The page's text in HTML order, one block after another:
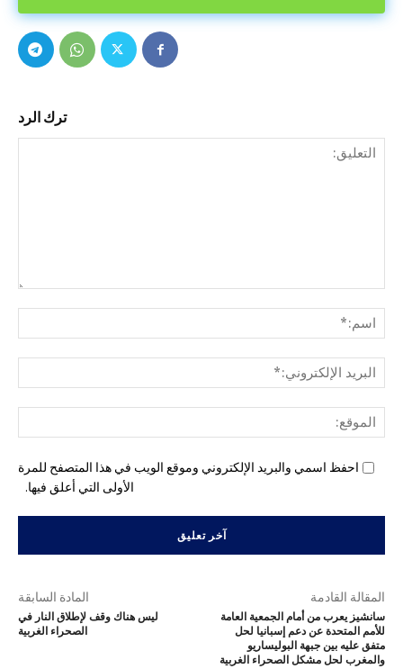
ترك الرد
احفظ اسمي والبريد الإلكتروني وموقع الويب في هذا المتصفح للمرة
الأولى التي أعلق فيها.
المادة السابقة
ليس هناك وقف لإطلاق النار في
الصحراء الغربية
المقالة القادمة
سانشيز يعرب من أمام الجمعية العامة
للأمم المتحدة عن دعم إسبانيا لحل
متفق عليه بين جبهة البوليساريو
والمغرب لحل مشكل الصحراء الغربية